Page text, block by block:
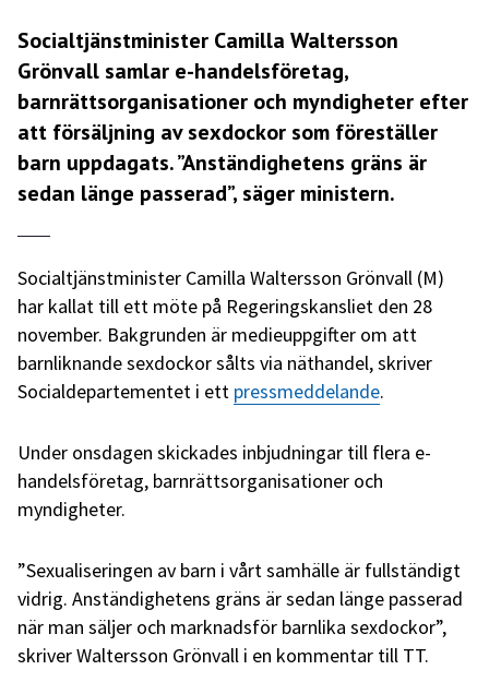
Socialtjänstminister Camilla Waltersson
Grönvall samlar e-handelsföretag,
barnrättsorganisationer och myndigheter efter
att försäljning av sexdockor som föreställer
barn uppdagats. ”Anständighetens gräns är
sedan länge passerad”, säger ministern.
Socialtjänstminister Camilla Waltersson Grönvall (M)
har kallat till ett möte på Regeringskansliet den 28
november. Bakgrunden är medieuppgifter om att
barnliknande sexdockor sålts via näthandel, skriver
Socialdepartementet i ett pressmeddelande.
Under onsdagen skickades inbjudningar till flera e-
handelsföretag, barnrättsorganisationer och
myndigheter.
”Sexualiseringen av barn i vårt samhälle är fullständigt
vidrig. Anständighetens gräns är sedan länge passerad
när man säljer och marknadsför barnlika sexdockor”,
skriver Waltersson Grönvall i en kommentar till TT.